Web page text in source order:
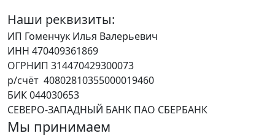
Наши реквизиты:
ИП Гоменчук Илья Валерьевич
ИНН 470409361869
ОГРНИП 314470429300073
р/счёт 40802810355000019460
БИК 044030653
СЕВЕРО-ЗАПАДНЫЙ БАНК ПАО СБЕРБАНК
Мы принимаем